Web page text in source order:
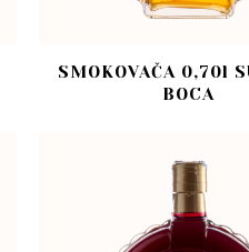
SMOKOVAČA 0,70l
BOCA